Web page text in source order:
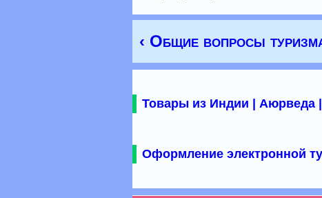
‹ Общие вопросы
Товары из Индии | Аюрведа
Оформление электронной